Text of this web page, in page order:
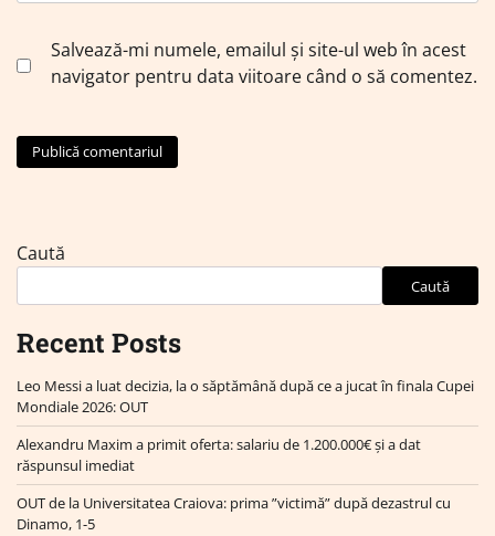
Salvează-mi numele, emailul și site-ul web în acest
navigator pentru data viitoare când o să comentez.
Caută
Caută
Recent Posts
Leo Messi a luat decizia, la o săptămână după ce a jucat în finala Cupei
Mondiale 2026: OUT
Alexandru Maxim a primit oferta: salariu de 1.200.000€ și a dat
răspunsul imediat
OUT de la Universitatea Craiova: prima ”victimă” după dezastrul cu
Dinamo, 1-5